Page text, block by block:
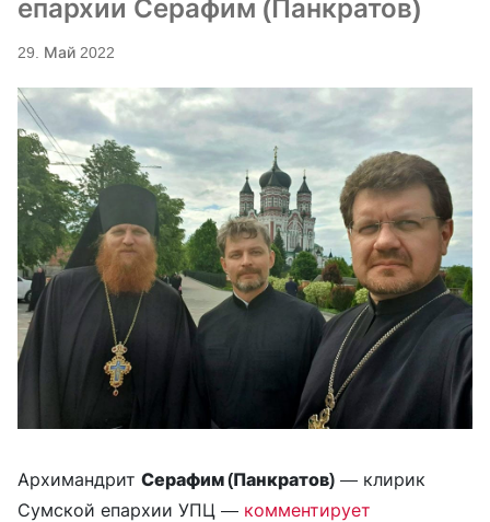
епархии Серафим (Панкратов)
29. Май 2022
Архимандрит Серафим (Панкратов) — клирик
Сумской епархии УПЦ — комментирует